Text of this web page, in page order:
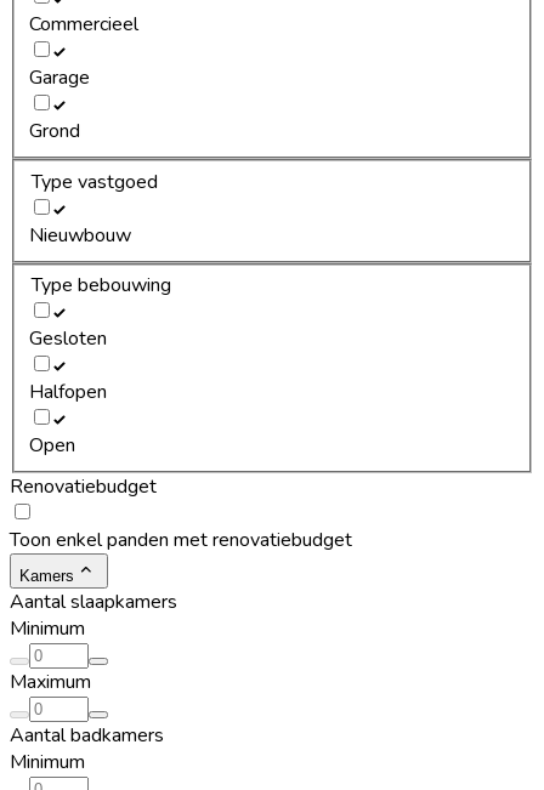
Commercieel
Garage
Grond
Type vastgoed
Nieuwbouw
Type bebouwing
Gesloten
Halfopen
Open
Renovatiebudget
Toon enkel panden met renovatiebudget
Kamers
Aantal slaapkamers
Minimum
Maximum
Aantal badkamers
Minimum